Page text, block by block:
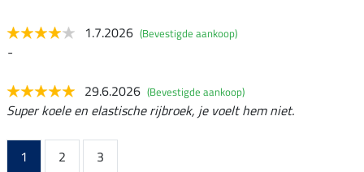
1.7.2026 (Bevestigde aankoop)
-
29.6.2026 (Bevestigde aankoop)
Super koele en elastische rijbroek, je voelt hem niet.
1 2
3